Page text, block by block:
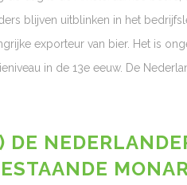
blijven uitblinken in het
exporteur van bier. Het is
in de 13e eeuw. De
DE